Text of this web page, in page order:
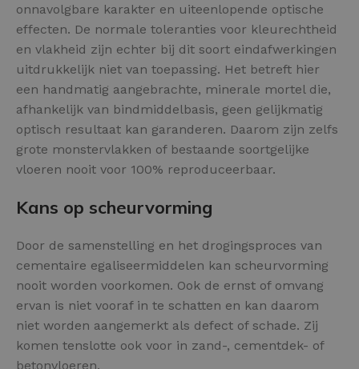
onnavolgbare karakter en uiteenlopende optische
effecten. De normale toleranties voor kleurechtheid
en vlakheid zijn echter bij dit soort eindafwerkingen
uitdrukkelijk niet van toepassing. Het betreft hier
een handmatig aangebrachte, minerale mortel die,
afhankelijk van bindmiddelbasis, geen gelijkmatig
optisch resultaat kan garanderen. Daarom zijn zelfs
grote monstervlakken of bestaande soortgelijke
vloeren nooit voor 100% reproduceerbaar.
Kans op scheurvorming
Door de samenstelling en het drogingsproces van
cementaire egaliseermiddelen kan scheurvorming
nooit worden voorkomen. Ook de ernst of omvang
ervan is niet vooraf in te schatten en kan daarom
niet worden aangemerkt als defect of schade. Zij
komen tenslotte ook voor in zand-, cementdek- of
betonvloeren.